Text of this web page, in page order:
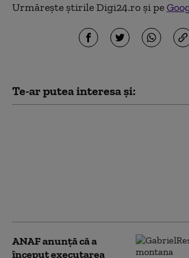
Urmărește știrile Digi24.ro și pe
Te-ar putea interesa și:
ANAF anunţă că a
început executarea